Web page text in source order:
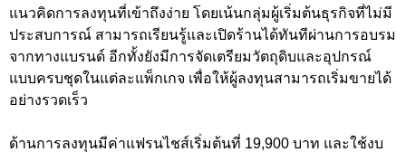
แนวคิดการลงทุนที่เข้าถึงง่าย โดยเน้นกลุ่มผู้เริ่มต้นธุรกิจที่ไม่มี
ประสบการณ์ สามารถเรียนรู้และเปิดร้านได้ทันทีผ่านการอบรม
จากทางแบรนด์ อีกทั้งยังมีการจัดเตรียมวัตถุดิบและอุปกรณ์
แบบครบชุดในแต่ละแพ็กเกจ เพื่อให้ผู้ลงทุนสามารถเริ่มขายได้
อย่างรวดเร็ว
ด้านการลงทุนมีค่าแฟรนไชส์เริ่มต้นที่ 19,900 บาท และใช้งบ